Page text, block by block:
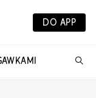
DO APP